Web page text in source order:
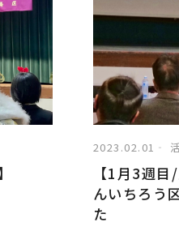
2023.02.01
【1月3週
んいちろう
た